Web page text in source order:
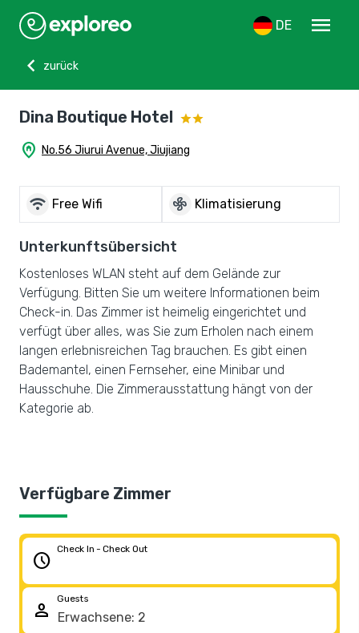
DE
menu
chevron_left
zurück
Dina Boutique Hotel
home_pin No.56 Jiurui Avenue, Jiujiang
wifi Free Wifi mode_fan Klimatisierung
Unterkunftsübersicht
Kostenloses WLAN steht auf dem Gelände zur
Verfügung. Bitten Sie um weitere Informationen beim
Check-in. Das Zimmer ist heimelig eingerichtet und
verfügt über alles, was Sie zum Erholen nach einem
langen erlebnisreichen Tag brauchen. Es gibt einen
Bademantel, einen Fernseher, eine Minibar und
Hausschuhe. Die Zimmerausstattung hängt von der
Kategorie ab.
Verfügbare Zimmer
schedule
Check In - Check Out
person
Guests